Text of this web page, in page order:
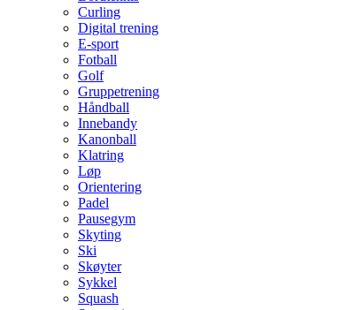
Curling
Digital trening
E-sport
Fotball
Golf
Gruppetrening
Håndball
Innebandy
Kanonball
Klatring
Løp
Orientering
Padel
Pausegym
Skyting
Ski
Skøyter
Sykkel
Squash